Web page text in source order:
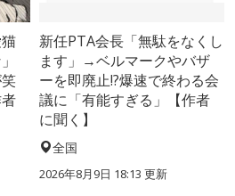
新任PTA会長「無駄をなくし
ます」→ベルマークやバザ
ーを即廃止!?爆速で終わる会
議に「有能すぎる」【作者
に聞く】
全国
2026年8月9日 18:13 更新